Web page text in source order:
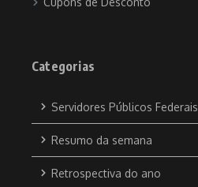
Categorias
Servidores Públicos Federais
Resumo da semana
Retrospectiva do ano